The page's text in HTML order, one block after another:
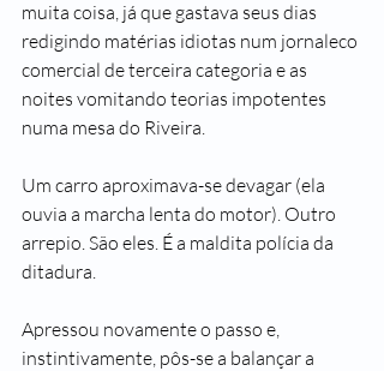
muita coisa, já que gastava seus dias
redigindo matérias idiotas num jornaleco
comercial de terceira categoria e as
noites vomitando teorias impotentes
numa mesa do Riveira.
Um carro aproximava-se devagar (ela
ouvia a marcha lenta do motor). Outro
arrepio. São eles. É a maldita polícia da
ditadura.
Apressou novamente o passo e,
instintivamente, pôs-se a balançar a